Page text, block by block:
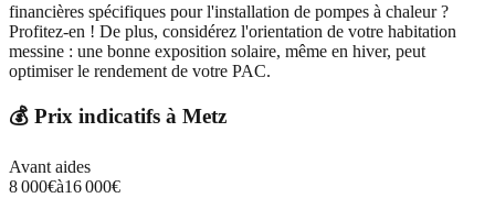
financières spécifiques pour l'installation de pompes à chaleur ?
Profitez-en ! De plus, considérez l'orientation de votre habitation
messine : une bonne exposition solaire, même en hiver, peut
optimiser le rendement de votre PAC.
💰 Prix indicatifs à Metz
Avant aides
8 000€à16 000€